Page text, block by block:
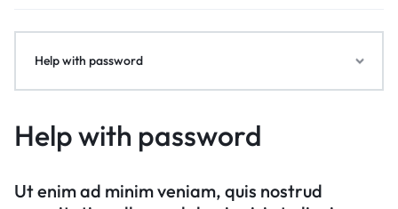
Help with password
Ut enim ad minim veniam, quis nostrud
Help with password